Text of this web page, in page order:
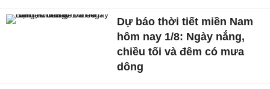
Dự báo thời tiết miền Nam
hôm nay 1/8: Ngày nắng,
chiều tối và đêm có mưa
dông